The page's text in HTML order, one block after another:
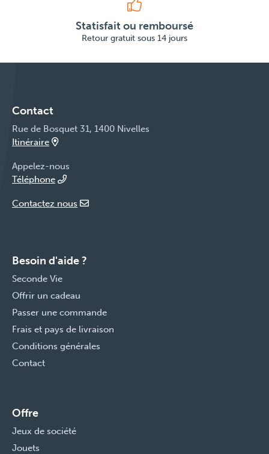
Statisfait ou remboursé
Retour gratuit sous 14 jours
Contact
Rue de Bosquet 31, 1400 Nivelles
Itinéraire
Appelez-nous
Téléphone
Contactez nous
Besoin d'aide ?
Seconde Vie
Offrir un cadeau
Passer une commande
Frais et pays de livraison
Conditions générales
Contact
Offre
Jeux de société
Jouets